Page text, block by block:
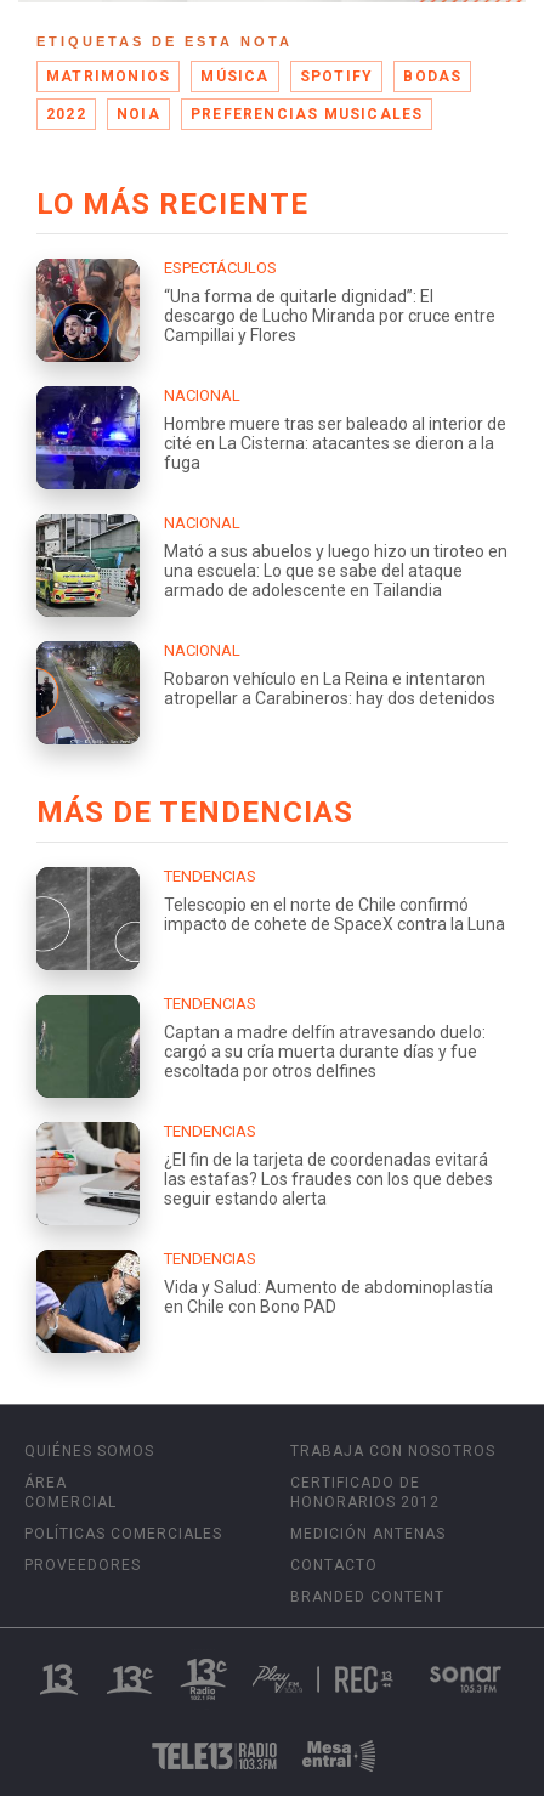
ETIQUETAS DE ESTA NOTA
MATRIMONIOS MÚSICA SPOTIFY BODAS
2022 NOIA PREFERENCIAS MUSICALES
LO MÁS RECIENTE
ESPECTÁCULOS
“Una forma de quitarle dignidad”: El
descargo de Lucho Miranda por cruce entre
Campillai y Flores
NACIONAL
Hombre muere tras ser baleado al interior de
cité en La Cisterna: atacantes se dieron a la
fuga
NACIONAL
Mató a sus abuelos y luego hizo un tiroteo en
una escuela: Lo que se sabe del ataque
armado de adolescente en Tailandia
NACIONAL
Robaron vehículo en La Reina e intentaron
atropellar a Carabineros: hay dos detenidos
MÁS DE TENDENCIAS
TENDENCIAS
Telescopio en el norte de Chile confirmó
impacto de cohete de SpaceX contra la Luna
TENDENCIAS
Captan a madre delfín atravesando duelo:
cargó a su cría muerta durante días y fue
escoltada por otros delfines
TENDENCIAS
¿El fin de la tarjeta de coordenadas evitará
las estafas? Los fraudes con los que debes
seguir estando alerta
TENDENCIAS
Vida y Salud: Aumento de abdominoplastía
en Chile con Bono PAD
QUIÉNES SOMOS
ÁREA
COMERCIAL
POLÍTICAS COMERCIALES
PROVEEDORES
TRABAJA CON NOSOTROS
CERTIFICADO DE
HONORARIOS 2012
MEDICIÓN ANTENAS
CONTACTO
BRANDED CONTENT